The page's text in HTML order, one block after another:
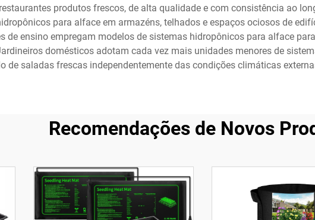
produtos frescos, de alta qualidade e com consistência ao
para alface em armazéns, telhados e espaços ociosos de
de ensino empregam modelos de sistemas hidropônicos para alface
domésticos adotam cada vez mais unidades menores de
de saladas frescas independentemente das condições climáticas
Recomendações de Novos